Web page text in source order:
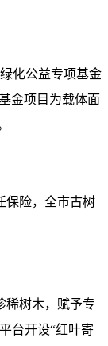
化公益专项基金
金项目为载体面
保险，全市古树
稀树木，赋予专
台开设“红叶寄